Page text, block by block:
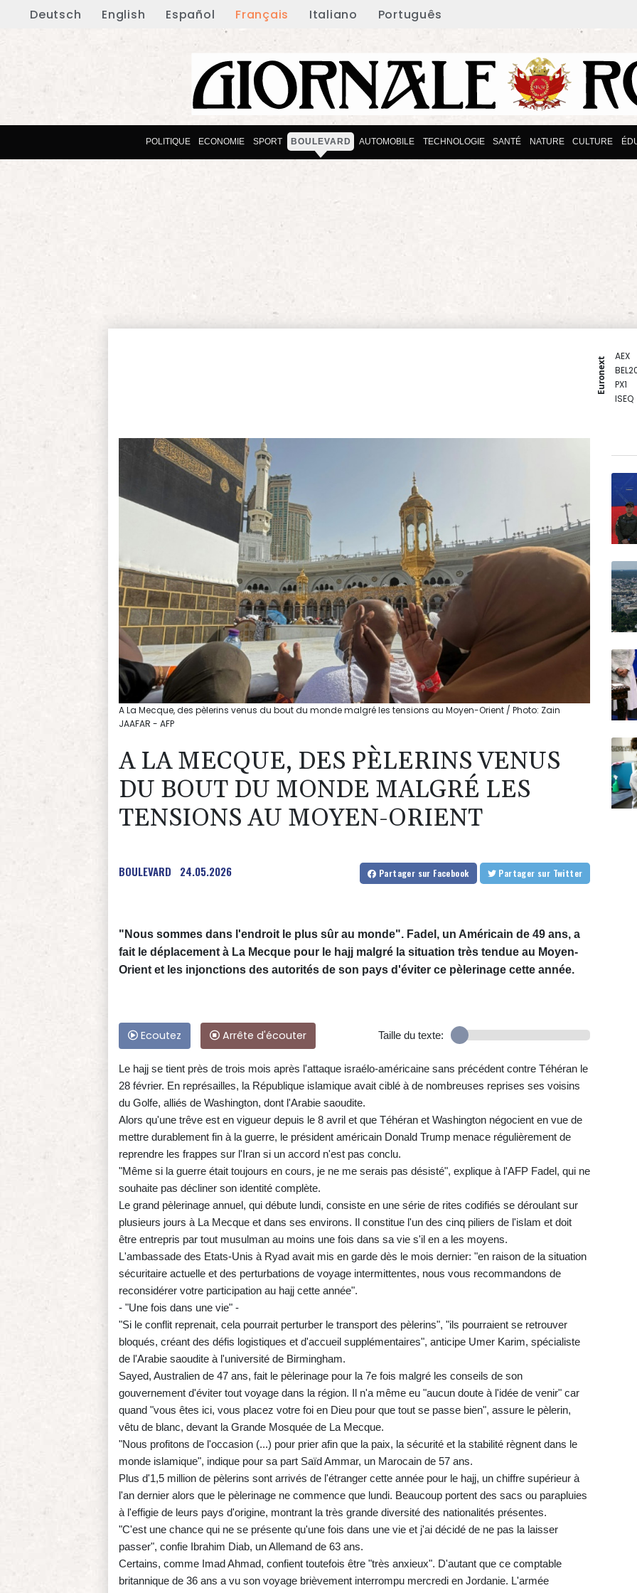
Deutsch English Español Français Italiano Português
POLITIQUE ECONOMIE SPORT BOULEVARD AUTOMOBILE TECHNOLOGIE SANTÉ NATURE CULTURE
Euronext
AEX
PX1
ISEQ
A La Mecque, des pèlerins venus du bout du monde malgré les tensions au Moyen-Orient / Photo: Zain
JAAFAR - AFP
A LA MECQUE, DES PÈLERINS VENUS
DU BOUT DU MONDE MALGRÉ LES
TENSIONS AU MOYEN-ORIENT
BOULEVARD 24.05.2026 Partager sur Facebook Partager sur Twitter
"Nous sommes dans l'endroit le plus sûr au monde". Fadel, un Américain de 49 ans, a
fait le déplacement à La Mecque pour le hajj malgré la situation très tendue au Moyen-
Orient et les injonctions des autorités de son pays d'éviter ce pèlerinage cette année.
Ecoutez Arrête d'écouter Taille du texte:
Le hajj se tient près de trois mois après l'attaque israélo-américaine sans précédent contre Téhéran le
28 février. En représailles, la République islamique avait ciblé à de nombreuses reprises ses voisins
du Golfe, alliés de Washington, dont l'Arabie saoudite.
Alors qu'une trêve est en vigueur depuis le 8 avril et que Téhéran et Washington négocient en vue de
mettre durablement fin à la guerre, le président américain Donald Trump menace régulièrement de
reprendre les frappes sur l'Iran si un accord n'est pas conclu.
"Même si la guerre était toujours en cours, je ne me serais pas désisté", explique à l'AFP Fadel, qui ne
souhaite pas décliner son identité complète.
Le grand pèlerinage annuel, qui débute lundi, consiste en une série de rites codifiés se déroulant sur
plusieurs jours à La Mecque et dans ses environs. Il constitue l'un des cinq piliers de l'islam et doit
être entrepris par tout musulman au moins une fois dans sa vie s'il en a les moyens.
L'ambassade des Etats-Unis à Ryad avait mis en garde dès le mois dernier: "en raison de la situation
sécuritaire actuelle et des perturbations de voyage intermittentes, nous vous recommandons de
reconsidérer votre participation au hajj cette année".
- "Une fois dans une vie" -
"Si le conflit reprenait, cela pourrait perturber le transport des pèlerins", "ils pourraient se retrouver
bloqués, créant des défis logistiques et d'accueil supplémentaires", anticipe Umer Karim, spécialiste
de l'Arabie saoudite à l'université de Birmingham.
Sayed, Australien de 47 ans, fait le pèlerinage pour la 7e fois malgré les conseils de son
gouvernement d'éviter tout voyage dans la région. Il n'a même eu "aucun doute à l'idée de venir" car
quand "vous êtes ici, vous placez votre foi en Dieu pour que tout se passe bien", assure le pèlerin,
vêtu de blanc, devant la Grande Mosquée de La Mecque.
"Nous profitons de l'occasion (...) pour prier afin que la paix, la sécurité et la stabilité règnent dans le
monde islamique", indique pour sa part Saïd Ammar, un Marocain de 57 ans.
Plus d'1,5 million de pèlerins sont arrivés de l'étranger cette année pour le hajj, un chiffre supérieur à
l'an dernier alors que le pèlerinage ne commence que lundi. Beaucoup portent des sacs ou parapluies
à l'effigie de leurs pays d'origine, montrant la très grande diversité des nationalités présentes.
"C'est une chance qui ne se présente qu'une fois dans une vie et j'ai décidé de ne pas la laisser
passer", confie Ibrahim Diab, un Allemand de 63 ans.
Certains, comme Imad Ahmad, confient toutefois être "très anxieux". D'autant que ce comptable
britannique de 36 ans a vu son voyage brièvement interrompu mercredi en Jordanie. L'armée